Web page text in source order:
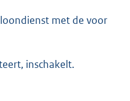
met de voor
inschakelt.